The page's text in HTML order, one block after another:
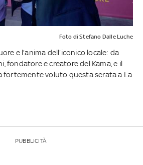
Foto di Stefano Dalle Luche
e l'anima dell'iconico locale: da
fondatore e creatore del Kama, e il
fortemente voluto questa serata a La
PUBBLICITÀ